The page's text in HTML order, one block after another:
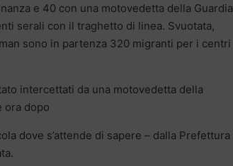
e 40 con una motovedetta della Guardia
serali con il traghetto di linea. Svuotata,
sono in partenza 320 migranti per i centri
intercettati da una motovedetta della
ora dopo
dove s’attende di sapere – dalla Prefettura